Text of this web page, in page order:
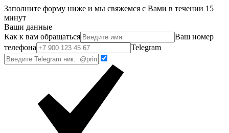
Заполните форму ниже и мы свяжемся с Вами в течении 15
минут
Ваши данные
Как к вам обращаться
Ваш номер
телефона
Telegram